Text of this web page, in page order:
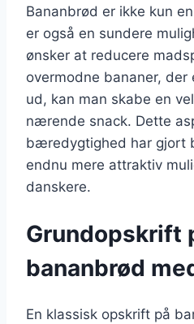
Bananbrød er ikke kun
er også en sundere
ønsker at reducere
overmodne bananer,
ud, kan man skabe en
nærende snack. Dette
bæredygtighed har gjort
endnu mere attraktiv
danskere.
Grundopskrift
bananbrød
En klassisk opskrift på